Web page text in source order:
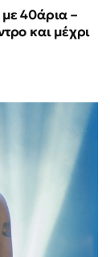
40άρια –
και μέχρι